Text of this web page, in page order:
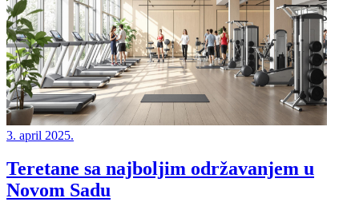
3. april 2025.
Teretane sa najboljim održavanjem u
Novom Sadu